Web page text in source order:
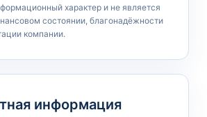
характер и не является
состоянии, благонадёжности
компании.
информация